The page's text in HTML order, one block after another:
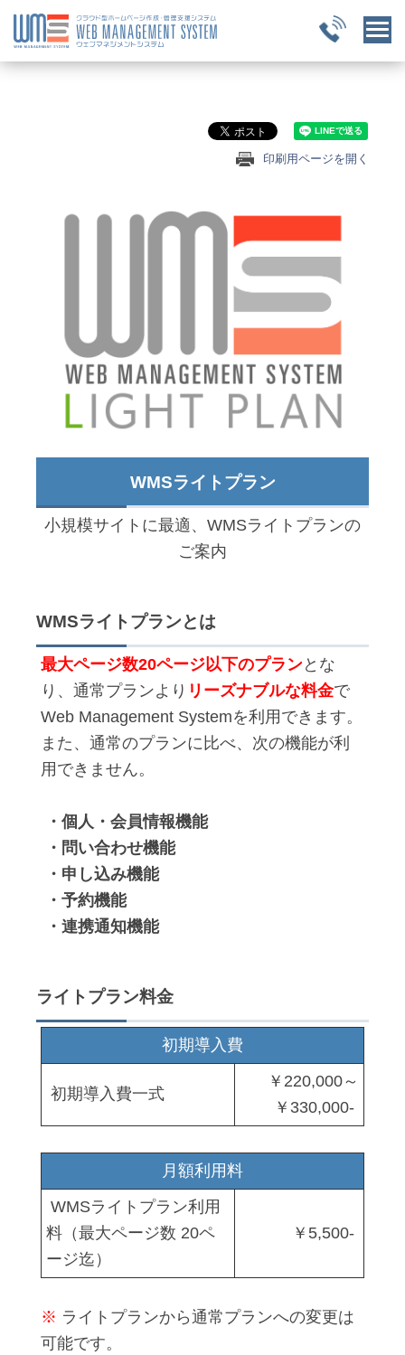
印刷用ページを開く
WMSライトプラン
小規模サイトに最適、WMSライトプランの
ご案内
WMSライトプランとは
最大ページ数20ページ以下のプランとな
り、通常プランより リーズナブルな料金で
Web Management Systemを利用できます。
また、通常のプランに比べ、次の機能が利
用できません。
・個人・会員情報機能
・問い合わせ機能
・申し込み機能
・予約機能
・連携通知機能
ライトプラン料金
初期導入費
初期導入費一式
￥220,000～
￥330,000-
月額利用料
WMSライトプラン利用
料（最大ページ数 20ペ
ージ迄）
￥5,500-
※ ライトプランから通常プランへの変更は
可能です。